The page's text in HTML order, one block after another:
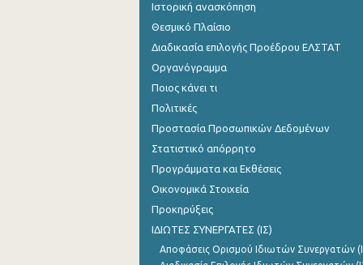
Σεπτεμβρίου 2023
Αυγούστου 2023
Ιουλίου 2023
Ιουνίου 2023
Μαΐου 2023
Απριλίου 2023
Φεβρουαρίου 2023
Ιστορική ανασκόπηση
Θεσμικό Πλαίσιο
Διαδικασία επιλογής Προέδρου ΕΛΣΤΑΤ
Οργανόγραμμα
Ποιος κάνει τι
Πολιτικές
Προστασία Προσωπικών Δεδομένων
Στατιστικό απόρρητο
Προγράμματα και Εκθέσεις
Οικονομικά Στοιχεία
Προκηρύξεις
ΙΔΙΩΤΕΣ ΣΥΝΕΡΓΑΤΕΣ (ΙΣ)
Αποφάσεις Ορισμού Ιδιωτών Συνεργατών